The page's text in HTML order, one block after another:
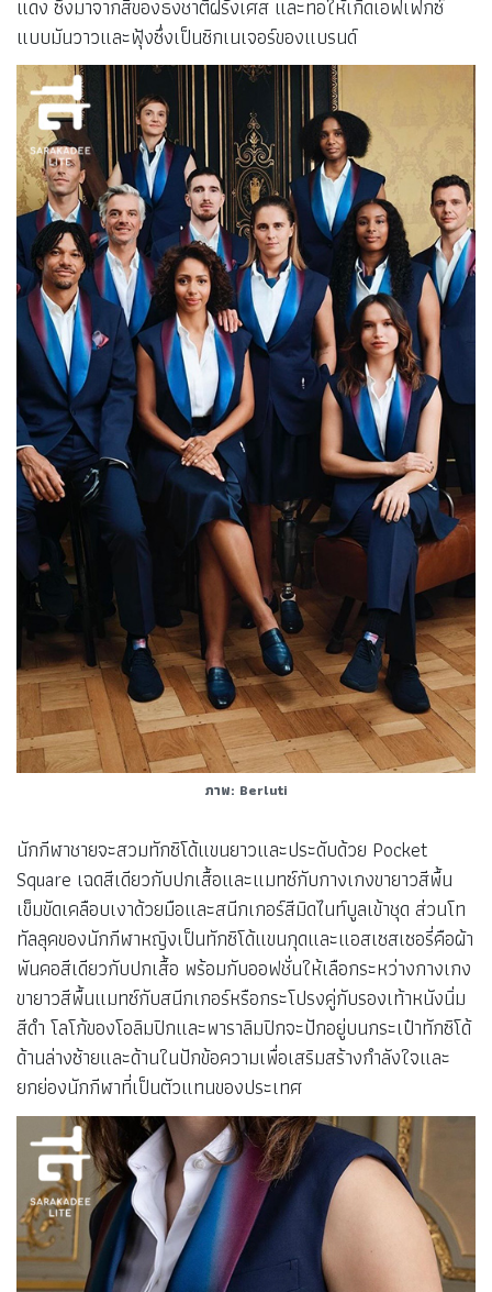
แดง ซึ่งมาจากสีของธงชาติฝรั่งเศส และทอให้เกิดเอฟเฟกซ์
แบบมันวาวและฟุ้งซึ่งเป็นซิกเนเจอร์ของแบรนด์
ภาพ: Berluti
นักกีฬาชายจะสวมทักซิโด้แขนยาวและประดับด้วย Pocket
Square เฉดสีเดียวกับปกเสื้อและแมทซ์กับกางเกงขายาวสีพื้น
เข็มขัดเคลือบเงาด้วยมือและสนีกเกอร์สีมิดไนท์บูลเข้าชุด ส่วนโท
ทัลลุคของนักกีฬาหญิงเป็นทักซิโด้แขนกุดและแอสเซสเซอรี่คือผ้า
พันคอสีเดียวกับปกเสื้อ พร้อมกับออฟชั่นให้เลือกระหว่างกางเกง
ขายาวสีพื้นแมทซ์กับสนีกเกอร์หรือกระโปรงคู่กับรองเท้าหนังนิ่ม
สีดำ โลโก้ของโอลิมปิกและพาราลิมปิกจะปักอยู่บนกระเป๋าทักซิโด้
ด้านล่างซ้ายและด้านในปักข้อความเพื่อเสริมสร้างกำลังใจและ
ยกย่องนักกีฬาที่เป็นตัวแทนของประเทศ